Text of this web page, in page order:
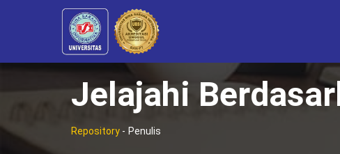
Jelajahi
Repository - Penulis